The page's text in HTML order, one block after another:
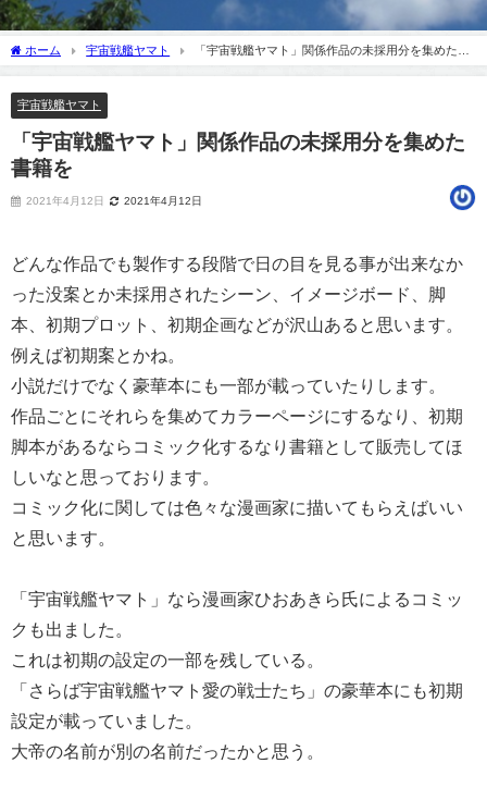
ホーム 宇宙戦艦ヤマト
「宇宙戦艦ヤマト」関係作品の未採用分を集めた書
宇宙戦艦ヤマト
「宇宙戦艦ヤマト」関係作品の未採用分を集めた
書籍を
2021年4月12日 2021年4月12日
どんな作品でも製作する段階で日の目を見る事が出来なか
った没案とか未採用されたシーン、イメージボード、脚
本、初期プロット、初期企画などが沢山あると思います。
例えば初期案とかね。
小説だけでなく豪華本にも一部が載っていたりします。
作品ごとにそれらを集めてカラーページにするなり、初期
脚本があるならコミック化するなり書籍として販売してほ
しいなと思っております。
コミック化に関しては色々な漫画家に描いてもらえばいい
と思います。
「宇宙戦艦ヤマト」なら漫画家ひおあきら氏によるコミッ
クも出ました。
これは初期の設定の一部を残している。
「さらば宇宙戦艦ヤマト愛の戦士たち」の豪華本にも初期
設定が載っていました。
大帝の名前が別の名前だったかと思う。